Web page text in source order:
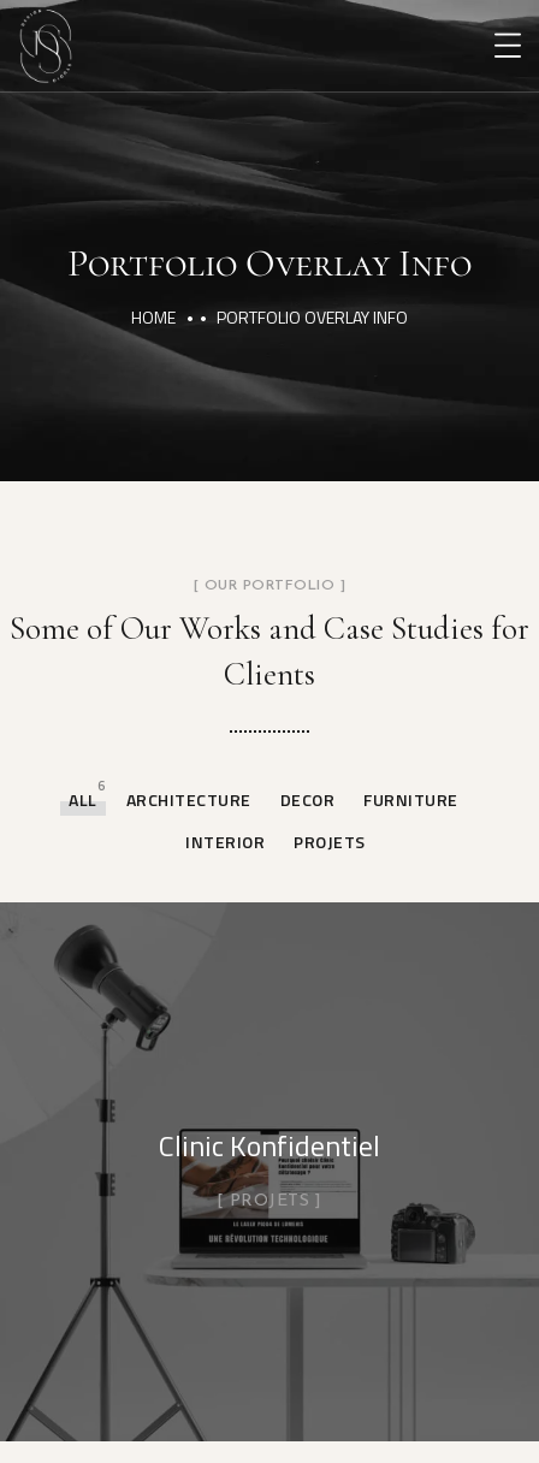
Portfolio Overlay Info
HOME PORTFOLIO OVERLAY INFO
[ OUR PORTFOLIO ]
Some of Our Works and Case Studies for
Clients
ALL
6
ARCHITECTURE DECOR
FURNITURE
INTERIOR
PROJETS
Clinic Konfidentiel
PROJETS